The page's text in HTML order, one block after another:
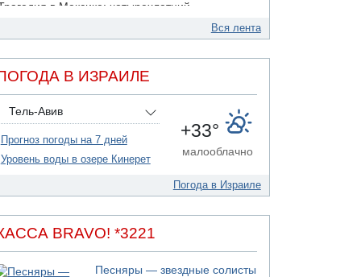
в Мексике: четырехлетний
израильский ребенок утонул, упав в бассейн
Air Canada вновь отсрочила
в Израиль
08.08.2026 14:43
Тело мужчины обнаружено сегодня на
открытой местности недалеко от Реховота
08.08.2026 11:02
Трое убитых в результате российской
07.08.2026 20:43
по силам ЦАХАЛ
Вся лента
В ИЗРАИЛЕ
Тель-Авив
Прогноз погоды на 7 дней
Уровень воды в озере Кинерет
+33°
малооблачно
Погода в Израиле
BRAVO! *3221
Песняры — звездные солисты